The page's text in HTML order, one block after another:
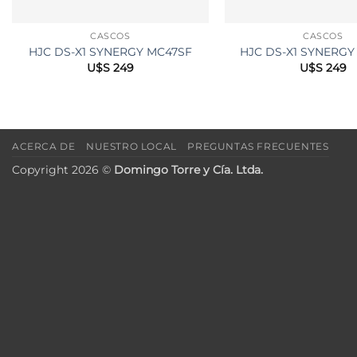
CASCOS
HJC DS-X1 SYNERGY MC47SF
U$S 249
CASCOS
HJC DS-X1
U$S 249
ACERCA DE NUESTRO LOCAL PREGUNTAS FRECUENTES
Copyright 2026 © Domingo Torre y Cía. Ltda.